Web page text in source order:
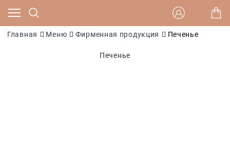
Главная Меню Фирменная продукция Печенье
Печенье